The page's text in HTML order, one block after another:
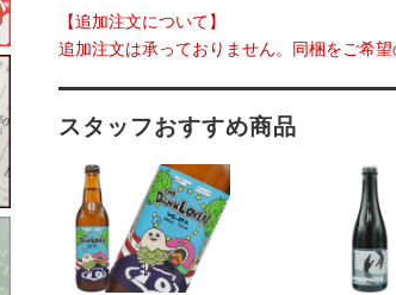
【追加注文について】
追加注文は承っておりません。同梱をご希
スタッフおすすめ商品